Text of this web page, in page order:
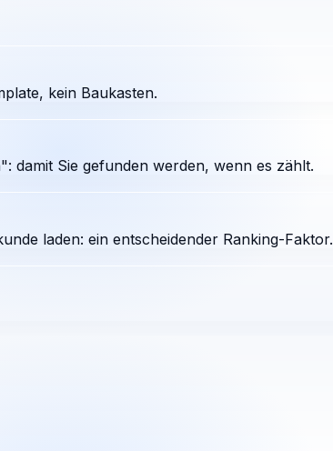
kein Baukasten.
damit Sie gefunden werden, wenn es zählt.
laden: ein entscheidender Ranking-Faktor.